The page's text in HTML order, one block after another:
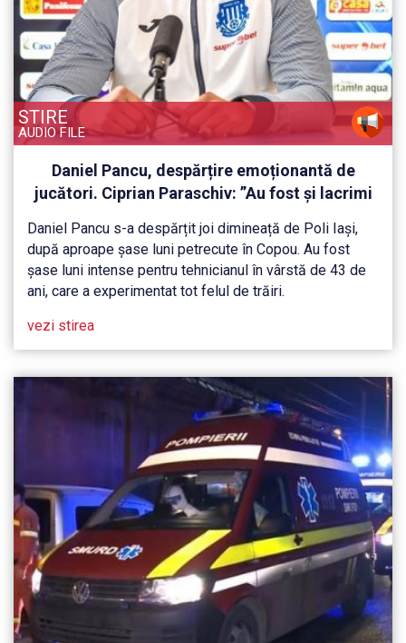
STIRE
AUDIO FILE
Daniel Pancu, despărțire emoționantă de
jucători. Ciprian Paraschiv: ”Au fost și lacrimi
Daniel Pancu s-a despărțit joi dimineață de Poli Iași,
după aproape șase luni petrecute în Copou. Au fost
șase luni intense pentru tehnicianul în vârstă de 43 de
ani, care a experimentat tot felul de trăiri.
vezi stirea